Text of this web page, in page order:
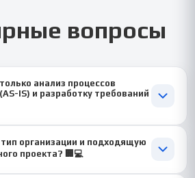
вопросы
анализ процессов
IS) и разработку требований
описать все процессы в нотации
и сформировать чёткое,
задание на выбор и
организации и подходящую
проекта? 🏢💻